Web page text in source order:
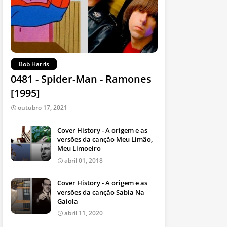
Bob Harris
0481 - Spider-Man - Ramones
[1995]
outubro 17, 2021
Cover History - A origem e as
versões da canção Meu Limão,
Meu Limoeiro
abril 01, 2018
Cover History - A origem e as
versões da canção Sabia Na
Gaiola
abril 11, 2020